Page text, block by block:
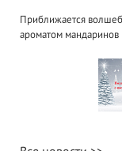
Приближается
ароматом